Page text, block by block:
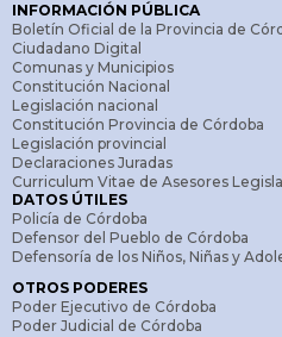
INFORMACIÓN PÚBLICA
Boletín Oficial de la Provincia de
Ciudadano Digital
Comunas y Municipios
Constitución Nacional
Legislación nacional
Constitución Provincia de Córdoba
Legislación provincial
Declaraciones Juradas
Curriculum Vitae de Asesores
DATOS ÚTILES
Policía de Córdoba
Defensor del Pueblo de Córdoba
Defensoría de los Niños, Niñas y
OTROS PODERES
Poder Ejecutivo de Córdoba
Poder Judicial de Córdoba